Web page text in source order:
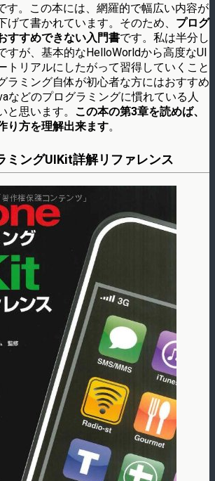
す。この本には、網羅的で幅広い内容が
げて書かれています。そのため、 プログ
すすめできない入門書です。私は半分し
すが、基本的なHelloWorldから高度なUI
トリアルにしたがって習得していくこと
ラミング自体が初心者な方にはおすすめ
などのプログラミングに慣れている人
と思います。 この本の第3章を読めば、
り方を理解出来ます。
ミングUIKit詳解リファレンス